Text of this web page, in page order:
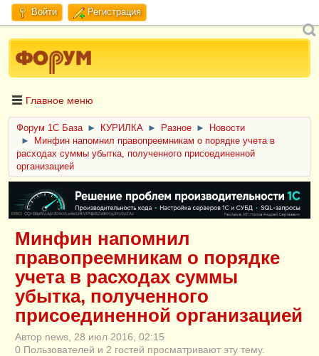
Войти Регистрация
Главное меню
Форум 1C База ► КУРИЛКА ► Разное ►
Новости
►
Минфин напомнил правопреемникам о порядке учета в
расходах суммы убытка, полученного присоединенной
организацией
ERID: CQH36pWzJqVJD4xVLsnhcU4hVPNjkBZe8KKxjJiYySyZAz
Минфин напомнил
правопреемникам о порядке
учета в расходах суммы
убытка, полученного
присоединенной организацией
Автор news, 28 июл 2016, 02:15
0 Пользователей и 2 гостей просматривают эту тему.